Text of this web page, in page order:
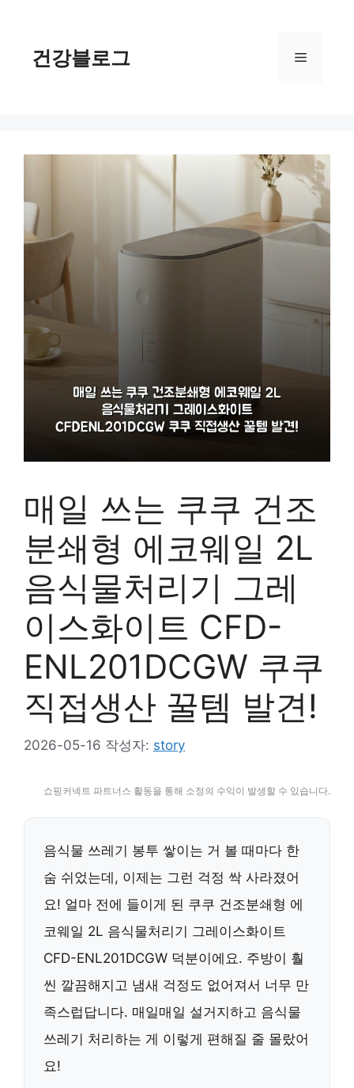
건강블로그 메
매일 쓰는 쿠쿠 건조
분쇄형 에코웨일 2L
음식물처리기 그레
이스화이트 CFD-
ENL201DCGW 쿠쿠
직접생산 꿀템 발견!
2026-05-16 작성자: story
쇼핑커넥트 파트너스 활동을 통해 소정의 수익이 발생할 수 있습니다.
음식물 쓰레기 봉투 쌓이는 거 볼 때마다 한
숨 쉬었는데, 이제는 그런 걱정 싹 사라졌어
요! 얼마 전에 들이게 된 쿠쿠 건조분쇄형 에
코웨일 2L 음식물처리기 그레이스화이트
CFD-ENL201DCGW 덕분이에요. 주방이 훨
씬 깔끔해지고 냄새 걱정도 없어져서 너무 만
족스럽답니다. 매일매일 설거지하고 음식물
쓰레기 처리하는 게 이렇게 편해질 줄 몰랐어
요!